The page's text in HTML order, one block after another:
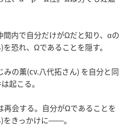
間内で自分だけがΩだと知り、αの
恐れ、Ωであることを隠す。
みの薫(cv.八代拓さん) を自分と同
起こる。
再会する。自分がΩであることを
をきっかけに――。